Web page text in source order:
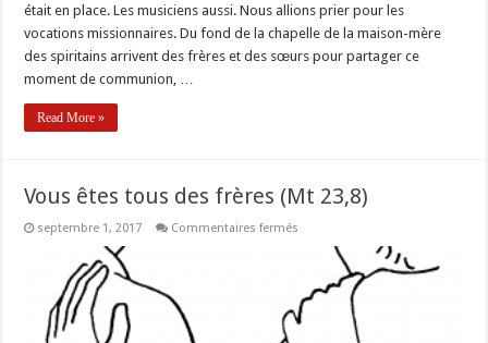
était en place. Les musiciens aussi. Nous allions prier pour les
vocations missionnaires. Du fond de la chapelle de la maison-mère
des spiritains arrivent des frères et des sœurs pour partager ce
moment de communion, …
Read More »
Vous êtes tous des frères (Mt 23,8)
septembre 1, 2017 Commentaires fermés
frères
(Mt
23,8)